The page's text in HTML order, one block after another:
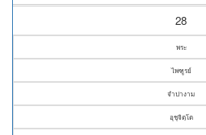
28
พระ
ไพฑูรย์
จำปางาม
อุชุจิตฺโต